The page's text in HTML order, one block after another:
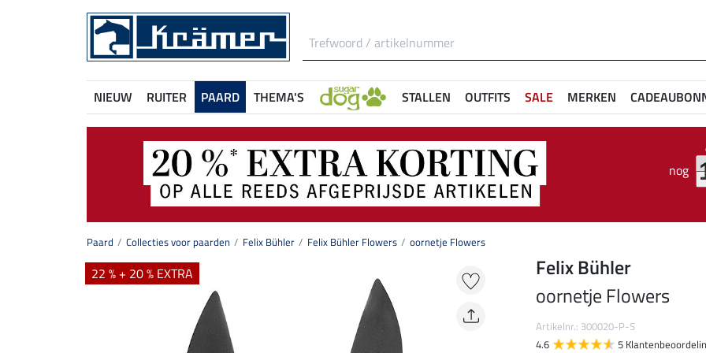
NIEUW RUITER PAARD THEMA'S STALLEN OUTFITS SALE MERKEN
nog
Paard Collecties voor paarden Felix Bühler Felix Bühler Flowers oornetje Flowers
22 % + 20 % EXTRA
Felix Bühler
oornetje Flowers
Artikelnr.: 300020-P-S
4.6
5